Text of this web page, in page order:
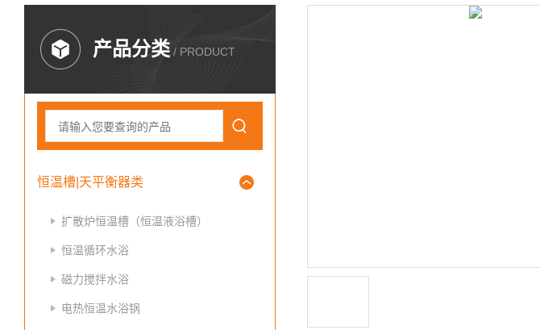
产品分类 / PRODUCT
恒温槽|天平衡器类
扩散炉恒温槽（恒温液浴槽）
恒温循环水浴
磁力搅拌水浴
电热恒温水浴锅